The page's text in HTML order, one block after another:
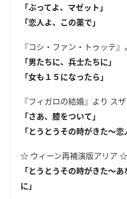
「ぶってよ、マゼット」
「恋人よ、この薬で」
『コシ・ファン・トゥッテ
「男たちに、兵士たちに」
「女も１５になったら」
『フィガロの結婚』より ス
「さあ、膝をついて」
「とうとうその時がきた～恋
☆ ウィーン再補演版アリア ☆
「とうとうその時がきた～
に」